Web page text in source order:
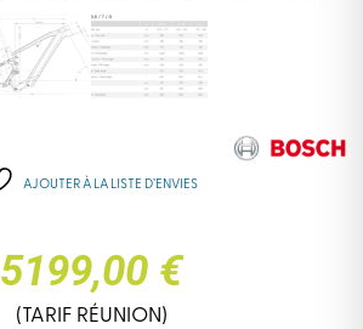
AJOUTER À LA LISTE D’ENVIES
5199,00 €
(TARIF RÉUNION)